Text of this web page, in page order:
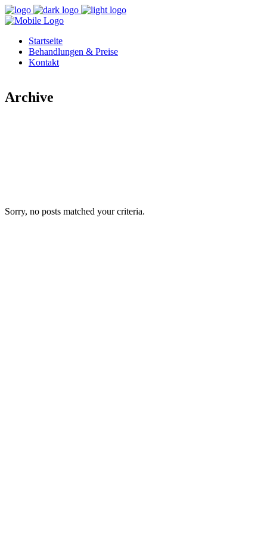
Startseite
Behandlungen & Preise
Kontakt
Archive
Sorry, no posts matched your criteria.